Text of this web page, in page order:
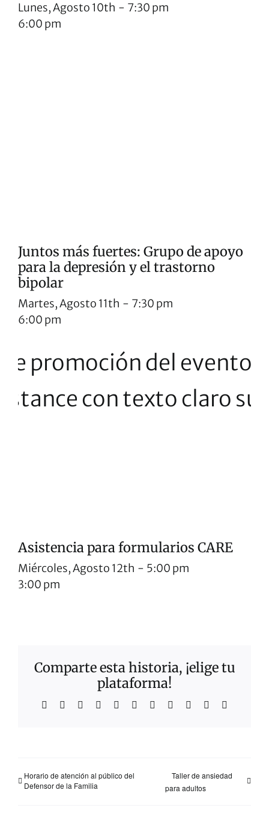
Lunes, Agosto 10th
6:00 pm
- 7:30 pm
Juntos más fuertes: Grupo de apoyo
para la depresión y el trastorno
bipolar
Martes, Agosto 11th
6:00 pm
- 7:30 pm
Asistencia para formularios CARE
Miércoles, Agosto 12th
3:00 pm
- 5:00 pm
Comparte esta historia, ¡elige tu
plataforma!
Facebook Reddit LinkedInWhatsAppTelegrama
TumblrPinterest Xing
Horario de atención al público del
Defensor de la Familia
Taller de ansiedad
para adultos